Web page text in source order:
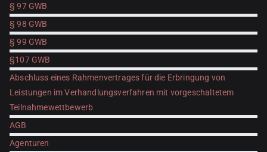
§ 97 GWB
§ 98 GWB
§ 99 GWB
§107 GWB
Abschluss eines Rahmenvertrages für die Erbringung von
Leistungen im Verhandlungsverfahren mit vorgeschaltetem
Teilnahmewettbewerb
AGB
Agenturen